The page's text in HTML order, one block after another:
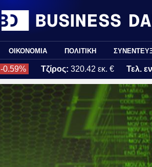
ΟΙΚΟΝΟΜΙΑ ΠΟΛΙΤΙΚΗ
-0.59% Τζίρος: 320.42 εκ. € Τελ.